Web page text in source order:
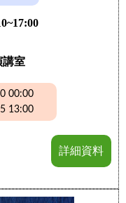
講室
00:00
13:00
詳細資料